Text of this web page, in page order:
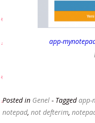
app-
Posted in Genel - Taggedapp-
notepad, not defterim,